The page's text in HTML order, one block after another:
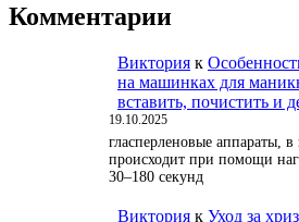
Комментарии
Виктория к
на машинках для
вставить, почистить и
19.10.2025
гласперленовые аппараты, в
происходит при помощи
30–180 секунд
Виктория к Уход за